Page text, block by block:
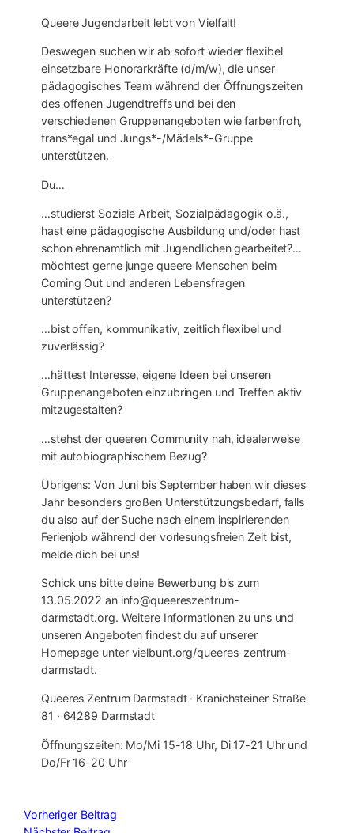
Queere Jugendarbeit lebt von Vielfalt!
Deswegen suchen wir ab sofort wieder flexibel
einsetzbare Honorarkräfte (d/m/w), die unser
pädagogisches Team während der Öffnungszeiten
des offenen Jugendtreffs und bei den
verschiedenen Gruppenangeboten wie farbenfroh,
trans*egal und Jungs*-/Mädels*-Gruppe
unterstützen.
Du…
…studierst Soziale Arbeit, Sozialpädagogik o.ä.,
hast eine pädagogische Ausbildung und/oder hast
schon ehrenamtlich mit Jugendlichen gearbeitet?…
möchtest gerne junge queere Menschen beim
Coming Out und anderen Lebensfragen
unterstützen?
…bist offen, kommunikativ, zeitlich flexibel und
zuverlässig?
…hättest Interesse, eigene Ideen bei unseren
Gruppenangeboten einzubringen und Treffen aktiv
mitzugestalten?
…stehst der queeren Community nah, idealerweise
mit autobiographischem Bezug?
Übrigens: Von Juni bis September haben wir dieses
Jahr besonders großen Unterstützungsbedarf, falls
du also auf der Suche nach einem inspirierenden
Ferienjob während der vorlesungsfreien Zeit bist,
melde dich bei uns!
Schick uns bitte deine Bewerbung bis zum
13.05.2022 an info@queereszentrum-
darmstadt.org. Weitere Informationen zu uns und
unseren Angeboten findest du auf unserer
Homepage unter vielbunt.org/queeres-zentrum-
darmstadt.
Queeres Zentrum Darmstadt · Kranichsteiner Straße
81 · 64289 Darmstadt
Öffnungszeiten: Mo/Mi 15-18 Uhr, Di 17-21 Uhr und
Do/Fr 16-20 Uhr
Vorheriger Beitrag